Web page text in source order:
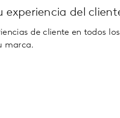
experiencia del
de cliente en todos
marca.